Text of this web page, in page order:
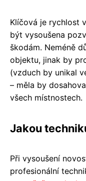
Klíčová je rychlost
být vysoušena
škodám. Neméně
objektu, jinak by
(vzduch by unikal
– měla by
všech místnostech.
Jakou
Při vysoušení
profesionální